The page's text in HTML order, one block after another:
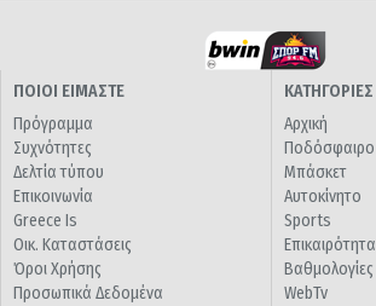
ΠΟΙΟΙ ΕΙΜΑΣΤΕ
Πρόγραμμα
Συχνότητες
Δελτία τύπου
Επικοινωνία
Greece Is
Οικ. Καταστάσεις
Όροι Χρήσης
Προσωπικά Δεδομένα
ΚΑΤΗΓΟΡΙΕΣ
Αρχική
Ποδόσφαιρο
Μπάσκετ
Αυτοκίνητο
Sports
Επικαιρότητα
Βαθμολογίες
WebTv